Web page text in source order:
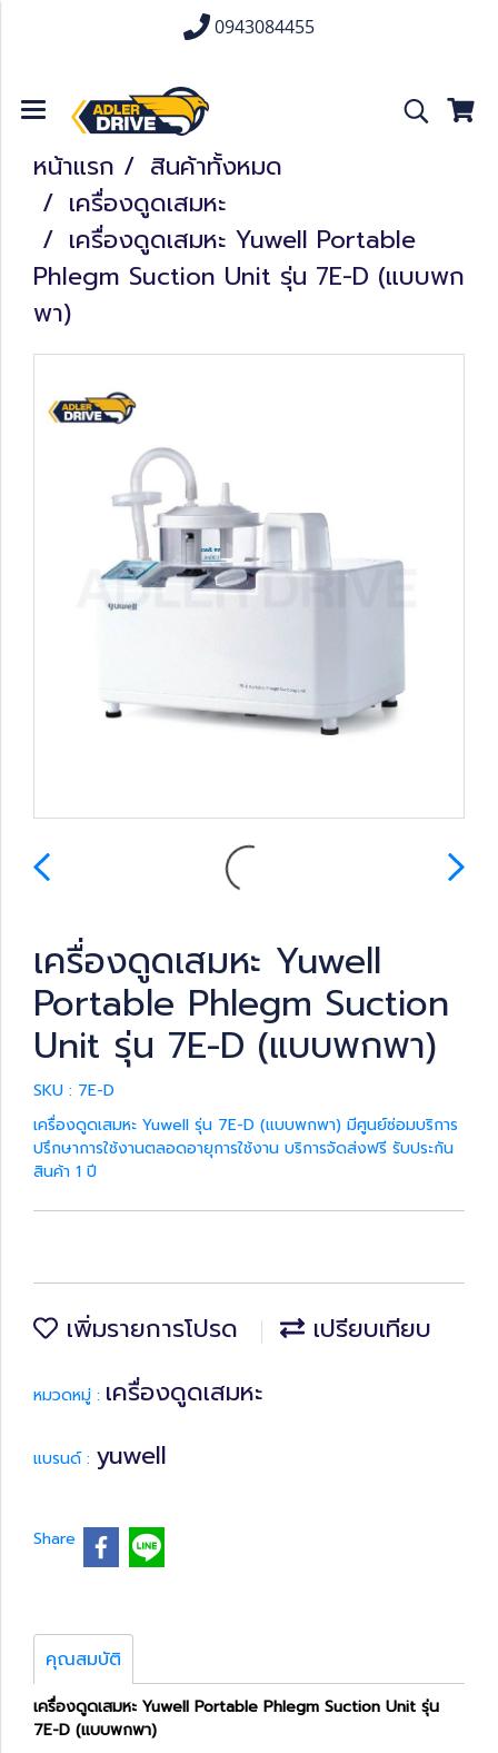
0943084455
หน้าแรก
สินค้าทั้งหมด
เครื่องดูดเสมหะ
เครื่องดูดเสมหะ Yuwell Portable
Phlegm Suction Unit รุ่น 7E-D (แบบพก
พา)
เครื่องดูดเสมหะ Yuwell
Portable Phlegm Suction
Unit รุ่น 7E-D (แบบพกพา)
SKU : 7E-D
เครื่องดูดเสมหะ Yuwell รุ่น 7E-D (แบบพกพา) มีศูนย์ซ่อมบริการ
ปรึกษาการใช้งานตลอดอายุการใช้งาน บริการจัดส่งฟรี รับประกัน
สินค้า 1 ปี
เพิ่มรายการโปรด เปรียบเทียบ
หมวดหมู่ : เครื่องดูดเสมหะ
แบรนด์ : yuwell
Share
คุณสมบัติ
เครื่องดูดเสมหะ Yuwell Portable Phlegm Suction Unit รุ่น
7E-D (แบบพกพา)